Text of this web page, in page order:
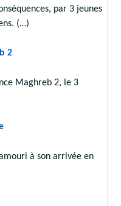
par 3 jeunes
(…)
2
Maghreb 2, le 3
à son arrivée en